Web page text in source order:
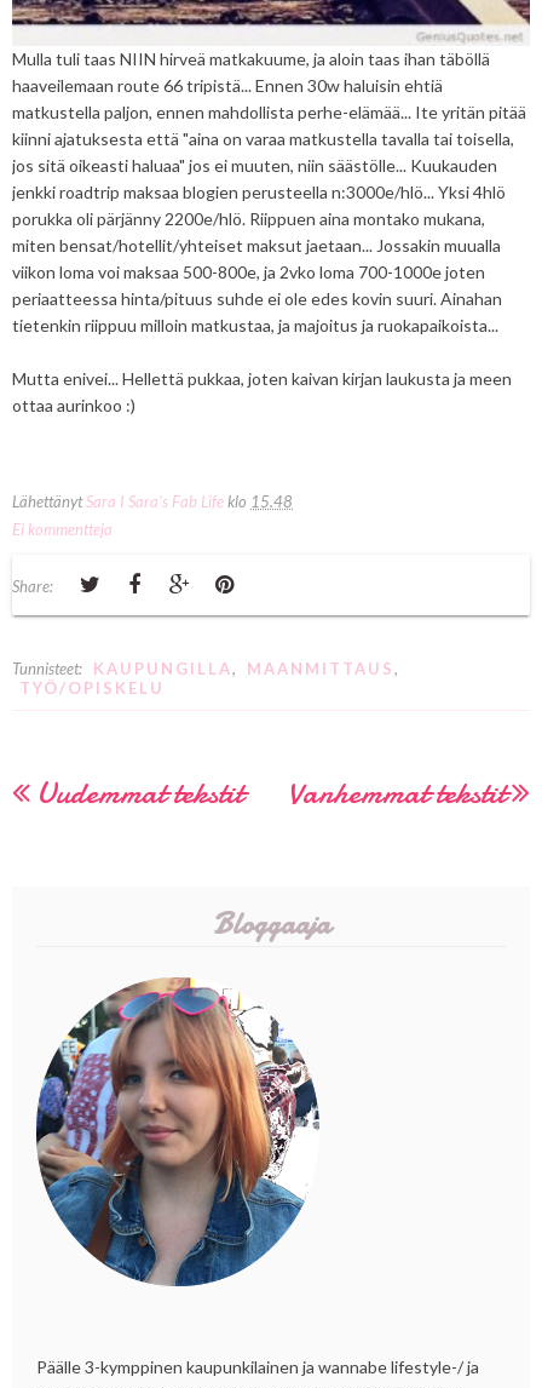
Mulla tuli taas NIIN hirveä matkakuume, ja aloin taas ihan täböllä
haaveilemaan route 66 tripistä... Ennen 30w haluisin ehtiä
matkustella paljon, ennen mahdollista perhe-elämää... Ite yritän pitää
kiinni ajatuksesta että "aina on varaa matkustella tavalla tai toisella,
jos sitä oikeasti haluaa" jos ei muuten, niin säästölle... Kuukauden
jenkki roadtrip maksaa blogien perusteella n:3000e/hlö... Yksi 4hlö
porukka oli pärjänny 2200e/hlö. Riippuen aina montako mukana,
miten bensat/hotellit/yhteiset maksut jaetaan... Jossakin muualla
viikon loma voi maksaa 500-800e, ja 2vko loma 700-1000e joten
periaatteessa hinta/pituus suhde ei ole edes kovin suuri. Ainahan
tietenkin riippuu milloin matkustaa, ja majoitus ja ruokapaikoista...
Mutta enivei... Hellettä pukkaa, joten kaivan kirjan laukusta ja meen
ottaa aurinkoo :)
LähettänytSara I Sara's Fab Lifeklo 15.48
Ei kommentteja
Share:
Tunnisteet: KAUPUNGILLA, MAANMITTAUS,
TYÖ/OPISKELU
Uudemmat tekstit Vanhemmat tekstit
Bloggaaja
Päälle 3-kymppinen kaupunkilainen ja wannabe lifestyle-/ ja